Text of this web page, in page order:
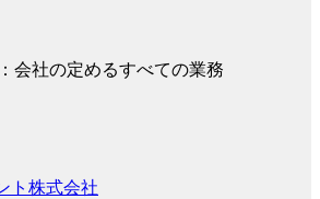
会社の定めるすべての業務
ト株式会社